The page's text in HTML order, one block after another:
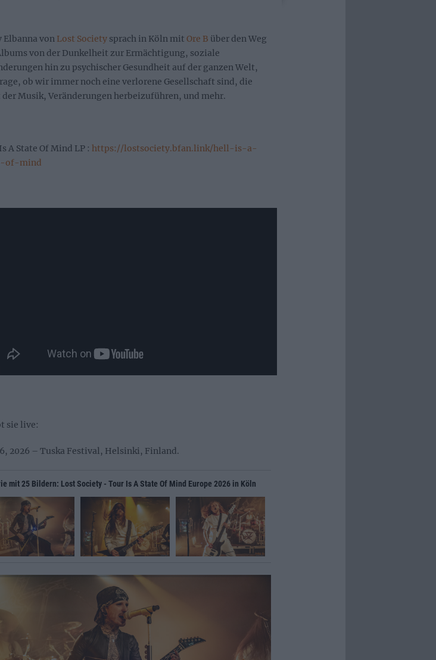
Elbanna von Lost Society sprach in Köln mit Ore B über den Weg
von der Dunkelheit zur Ermächtigung, soziale
hin zu psychischer Gesundheit auf der ganzen Welt,
ob wir immer noch eine verlorene Gesellschaft sind, die
der Musik, Veränderungen herbeizuführen, und mehr.
A State Of Mind LP : https://lostsociety.bfan.link/hell-is-a-
of-mind
sie live:
2026 – Tuska Festival, Helsinki, Finland.
mit 25 Bildern: Lost Society - Tour Is A State Of Mind Europe 2026 in Köln